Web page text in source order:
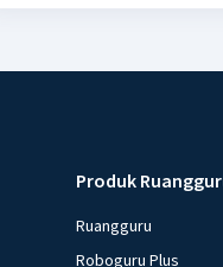
Produk
Ruangguru
Roboguru Plus